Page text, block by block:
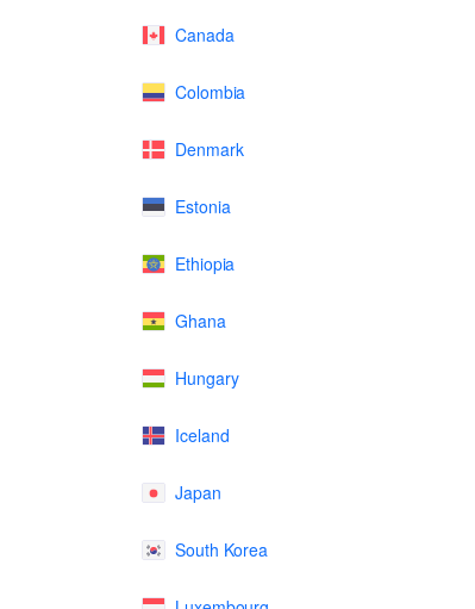
Canada
Colombia
Denmark
Estonia
Ethiopia
Ghana
Hungary
Iceland
Japan
South Korea